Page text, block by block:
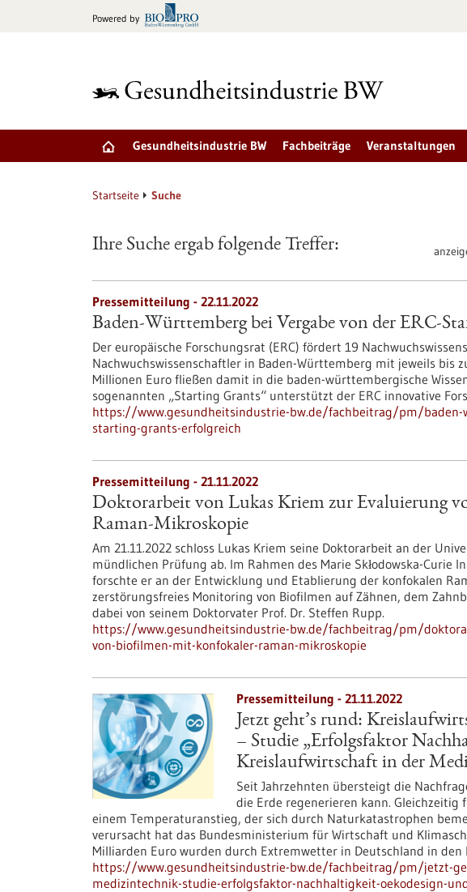
Powered by
Gesundheitsindustrie BW Fachbeiträge Veranstaltungen
Startseite Suche
Ihre Suche ergab folgende Treffer:
Pressemitteilung - 22.11.2022
Baden-Württemberg bei Vergabe von der ERC-
Der europäische Forschungsrat (ERC) fördert 19
Nachwuchswissenschaftler in Baden-Württemberg mit jeweils bis
Millionen Euro fließen damit in die baden-württembergische
sogenannten „Starting Grants“ unterstützt der ERC innovative
https://www.gesundheitsindustrie-bw.de/fachbeitrag/pm/baden-
starting-grants-erfolgreich
Pressemitteilung - 21.11.2022
Doktorarbeit von Lukas Kriem zur Evaluierung
Raman-Mikroskopie
Am 21.11.2022 schloss Lukas Kriem seine Doktorarbeit an der
mündlichen Prüfung ab. Im Rahmen des Marie Skłodowska-Curie
forschte er an der Entwicklung und Etablierung der konfokalen
zerstörungsfreies Monitoring von Biofilmen auf Zähnen, dem
dabei von seinem Doktorvater Prof. Dr. Steffen Rupp.
https://www.gesundheitsindustrie-bw.de/fachbeitrag/pm/
von-biofilmen-mit-konfokaler-raman-mikroskopie
Pressemitteilung - 21.11.2022
Jetzt geht’s rund:
– Studie „Erfolgsfaktor
Kreislaufwirtschaft in der
Seit Jahrzehnten übersteigt die
die Erde regenerieren kann.
einem Temperaturanstieg, der sich durch Naturkatastrophen
verursacht hat das Bundesministerium für Wirtschaft und
Milliarden Euro wurden durch Extremwetter in Deutschland in den
https://www.gesundheitsindustrie-bw.de/fachbeitrag/pm/jetzt-
medizintechnik-studie-erfolgsfaktor-nachhaltigkeit-oekodesign-